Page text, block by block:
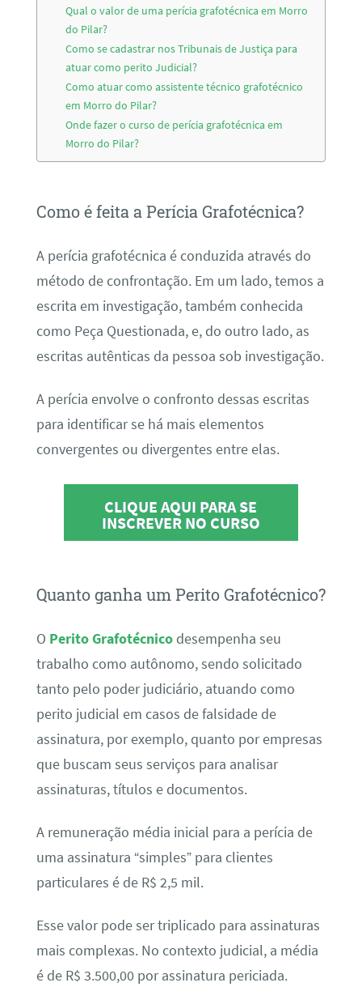
Qual o valor de uma perícia grafotécnica em Morro
do Pilar?
Como se cadastrar nos Tribunais de Justiça para
atuar como perito Judicial?
Como atuar como assistente técnico grafotécnico
em Morro do Pilar?
Onde fazer o curso de perícia grafotécnica em
Morro do Pilar?
Como é feita a Perícia Grafotécnica?
A perícia grafotécnica é conduzida através do
método de confrontação. Em um lado, temos a
escrita em investigação, também conhecida
como Peça Questionada, e, do outro lado, as
escritas autênticas da pessoa sob investigação.
A perícia envolve o confronto dessas escritas
para identificar se há mais elementos
convergentes ou divergentes entre elas.
CLIQUE AQUI PARA SE
INSCREVER NO CURSO
Quanto ganha um Perito Grafotécnico?
O Perito Grafotécnicodesempenha seu
trabalho como autônomo, sendo solicitado
tanto pelo poder judiciário, atuando como
perito judicial em casos de falsidade de
assinatura, por exemplo, quanto por empresas
que buscam seus serviços para analisar
assinaturas, títulos e documentos.
A remuneração média inicial para a perícia de
uma assinatura “simples” para clientes
particulares é de R$ 2,5 mil.
Esse valor pode ser triplicado para assinaturas
mais complexas. No contexto judicial, a média
é de R$ 3.500,00 por assinatura periciada.